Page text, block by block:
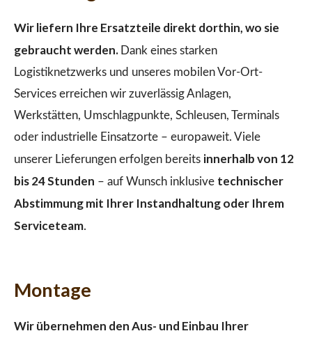
Wir liefern Ihre Ersatzteile direkt dorthin, wo sie
gebraucht werden. Dank eines starken
Logistiknetzwerks und unseres mobilen Vor-Ort-
Services erreichen wir zuverlässig Anlagen,
Werkstätten, Umschlagpunkte, Schleusen, Terminals
oder industrielle Einsatzorte – europaweit. Viele
unserer Lieferungen erfolgen bereits innerhalb von 12
bis 24 Stunden – auf Wunsch inklusive technischer
Abstimmung mit Ihrer Instandhaltung oder Ihrem
Serviceteam.
Montage
Wir übernehmen den Aus- und Einbau Ihrer